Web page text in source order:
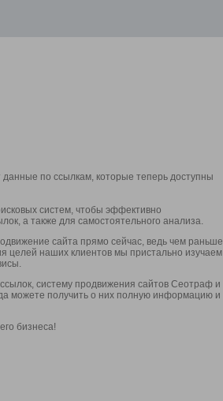
по ссылкам, которые теперь доступны
систем, чтобы эффективно
а также для самостоятельного анализа.
сайта прямо сейчас, ведь чем раньше
целей наших клиентов мы пристально изучаем
систему продвижения сайтов Сеотраф и
можете получить о них полную информацию и
бизнеса!